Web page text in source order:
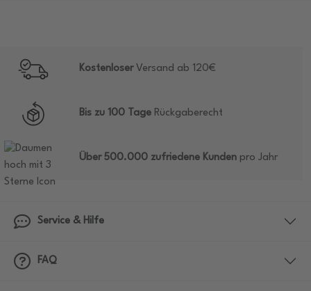
KostenloserVersand ab 120€
Bis zu 100 Tage Rückgaberecht
Über 500.000 zufriedene Kunden pro Jahr
Service & Hilfe
FAQ